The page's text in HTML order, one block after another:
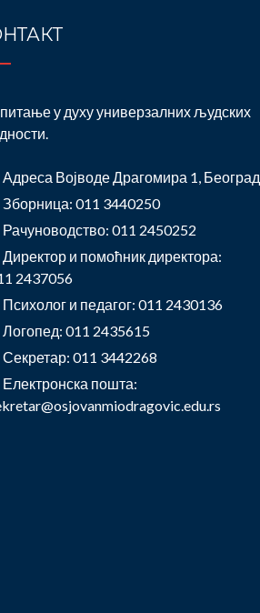
у духу универзалних људских
Адреса Војводе Драгомира 1, Београд
Зборница: 011 3440250
Рачуноводство: 011 2450252
Директор и помоћник директора:
2437056
Психолог и педагог: 011 2430136
Логопед: 011 2435615
Секретар: 011 3442268
Електронска пошта: